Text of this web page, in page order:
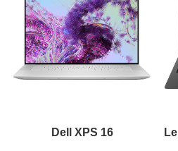
Dell XPS 16